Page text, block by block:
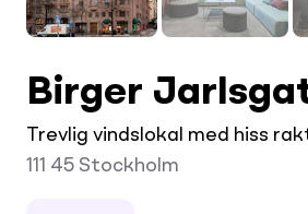
Birger
Trevlig vindslokal med hiss
111 45 Stockholm